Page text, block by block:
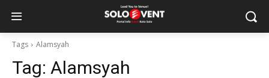
Tags Alamsyah
Tag: Alamsyah